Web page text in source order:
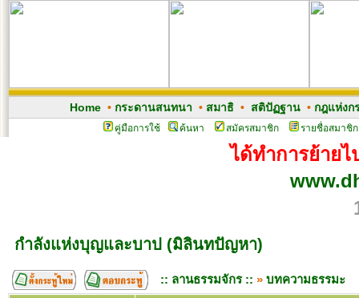
Home •กระดานสนทนา • สมาธิ • สติปัฏฐาน •กฎแห่งก
คู่มือการใช้ ค้นหา สมัครสมาชิก รายชื่อสมาชิก
ได้ทำการย้าย
กำลังแห่งบุญและบาป (มิลินทปัญหา)
:: ลานธรรมจักร :: » บทความธรรมะ